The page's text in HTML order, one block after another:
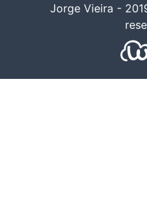
Jorge Vieira -